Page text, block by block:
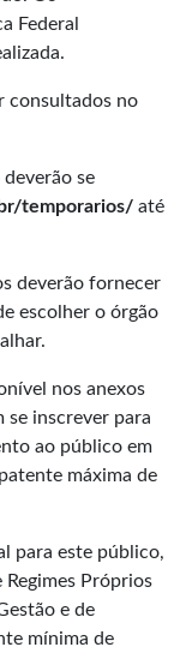
Federal
consultados no
se
temporarios/ até
deverão fornecer
escolher o órgão
nos anexos
inscrever para
ao público em
máxima de
para este público,
Próprios
e de
mínima de